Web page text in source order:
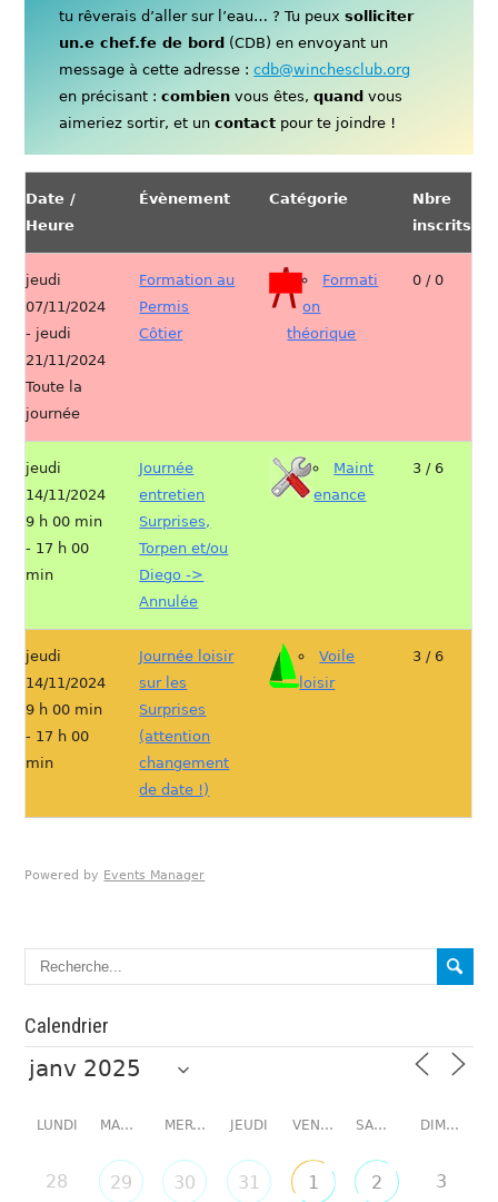
tu rêverais d’aller sur l’eau… ? Tu peuxsolliciter
un.e chef.fe de bord (CDB) en envoyant un
message à cette adresse :cdb@winchesclub.org
en précisant :combien vous êtes,quand vous
aimeriez sortir, et uncontact pour te joindre !
Date /
Heure
Évènement Catégorie
Nbre
inscrits
jeudi
07/11/2024
- jeudi
21/11/2024
Toute la
journée
Formation au
Permis
Côtier
Formati
on
théorique
0 / 0
jeudi
14/11/2024
9 h 00 min
- 17 h 00
min
Journée
entretien
Surprises,
Torpen et/ou
Diego ->
Annulée
Maint
enance
3 / 6
jeudi
14/11/2024
9 h 00 min
- 17 h 00
min
Journée loisir
sur les
Surprises
(attention
changement
de date !)
Voile
loisir
3 / 6
Powered by Events Manager
Calendrier
LUNDI MARDI MERCREDI JEUDI VENDREDI SAMEDI DIMANCHE
28 29 30 31 1 2 3